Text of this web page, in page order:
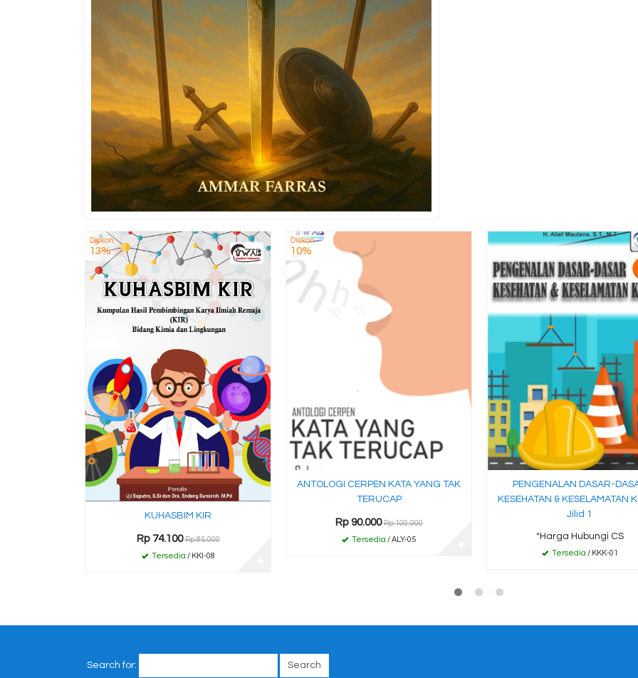
Diskon
13%
KUHASBIM KIR
Rp 74.100 Rp 85.000
Tersedia / KKI-08
Diskon
10%
ANTOLOGI CERPEN KATA YANG TAK
TERUCAP
Rp 90.000 Rp 100.000
Tersedia / ALY-05
PENGENALAN DASAR-
KESEHATAN & KESELAMATAN
Jilid 1
*Harga Hubungi CS
Tersedia / KKK-01
Search for: